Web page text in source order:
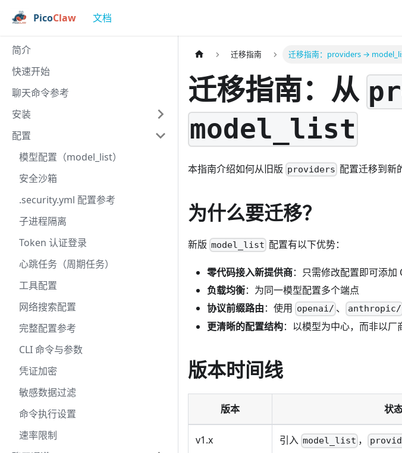
PicoClaw 文档
简介
快速开始
聊天命令参考
安装
配置
模型配置（model_list）
安全沙箱
.security.yml 配置参考
子进程隔离
Token 认证登录
心跳任务（周期任务）
工具配置
网络搜索配置
完整配置参考
CLI 命令与参数
凭证加密
敏感数据过滤
命令执行设置
速率限制
迁移指南 迁移指南：providers →
迁移指南：从
model_list
本指南介绍如何从旧版 providers 配置迁移到新
为什么要迁移？
新版 model_list 配置有以下优势：
零代码接入新提供商：只需修改配置即可添
负载均衡：为同一模型配置多个端点
协议前缀路由：使用 openai/ 、 anthropic/
更清晰的配置结构：以模型为中心，而非以厂
版本时间线
版本 状
v1.x 引入 model_list ，